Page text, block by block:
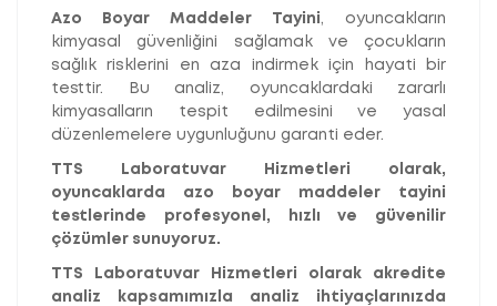
Azo Boyar Maddeler Tayini , oyuncakların
kimyasal güvenliğini sağlamak ve çocukların
sağlık risklerini en aza indirmek için hayati bir
testtir. Bu analiz, oyuncaklardaki zararlı
kimyasalların tespit edilmesini ve yasal
düzenlemelere uygunluğunu garanti eder.
TTS Laboratuvar Hizmetleri olarak,
oyuncaklarda azo boyar maddeler tayini
testlerinde profesyonel, hızlı ve güvenilir
çözümler sunuyoruz.
TTS Laboratuvar Hizmetleri olarak akredite
analiz kapsamımızla analiz ihtiyaçlarınızda